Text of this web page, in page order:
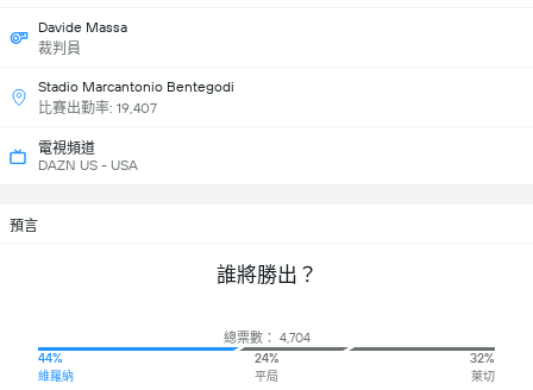
Davide Massa
裁判員
Stadio Marcantonio Bentegodi
比賽出勤率: 19,407
電視頻道
DAZN US - USA
預言
誰將勝出？
總票數： 4,704
44%
維羅納
24%
平局
32%
萊切